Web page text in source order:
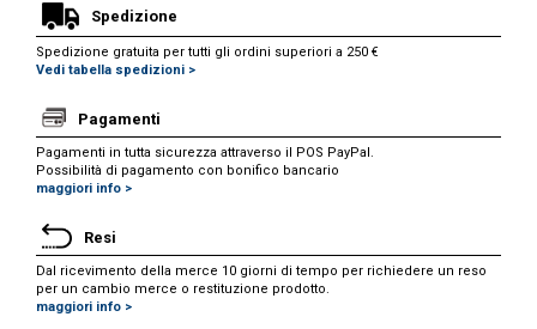
Spedizione
Spedizione gratuita per tutti gli ordini superiori a 250 €
Vedi tabella spedizioni >
Pagamenti
Pagamenti in tutta sicurezza attraverso il POS PayPal.
Possibilità di pagamento con bonifico bancario
maggiori info >
Resi
Dal ricevimento della merce 10 giorni di tempo per richiedere un reso
per un cambio merce o restituzione prodotto.
maggiori info >